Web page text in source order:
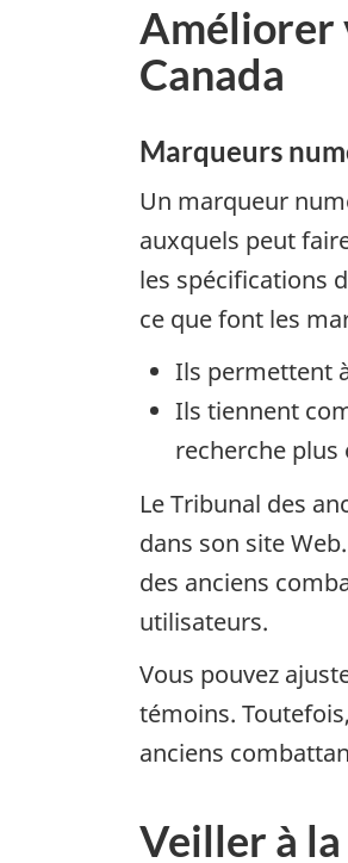
Améliorer
Canada
Marqueurs
Un marqueur
auxquels peut
les spécifications
ce que font les
Ils permettent
Ils tiennent
recherche plus
Le Tribunal des
dans son site
des anciens
utilisateurs.
Vous pouvez
témoins.
anciens
Veiller à